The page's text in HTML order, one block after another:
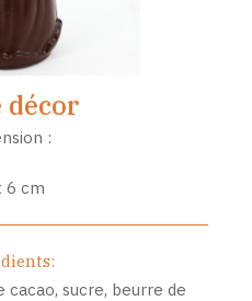
décor
:
6 cm
cacao, sucre, beurre de